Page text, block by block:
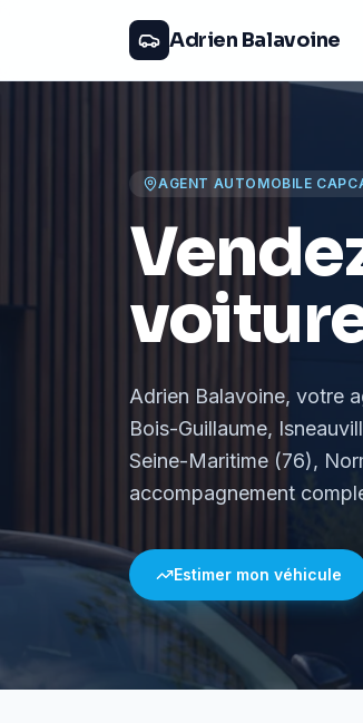
Adrien Balavoine
AGENT AUTOMOBILE
Adrien Balavoine, votre
Bois-Guillaume,
Seine-Maritime (76),
accompagnement
Estimer mon véhicule